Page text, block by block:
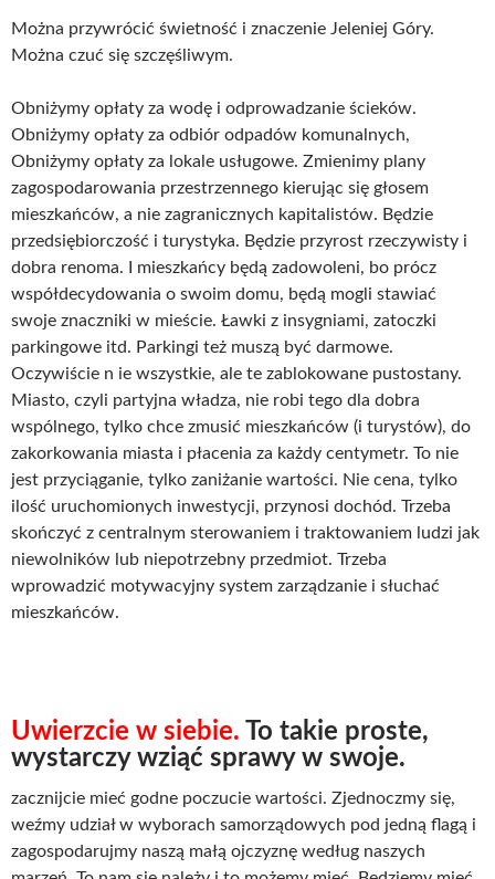
Można przywrócić świetność i znaczenie Jeleniej Góry.
Można czuć się szczęśliwym.
Obniżymy opłaty za wodę i odprowadzanie ścieków.
Obniżymy opłaty za odbiór odpadów komunalnych,
Obniżymy opłaty za lokale usługowe. Zmienimy plany
zagospodarowania przestrzennego kierując się głosem
mieszkańców, a nie zagranicznych kapitalistów. Będzie
przedsiębiorczość i turystyka. Będzie przyrost rzeczywisty i
dobra renoma. I mieszkańcy będą zadowoleni, bo prócz
współdecydowania o swoim domu, będą mogli stawiać
swoje znaczniki w mieście. Ławki z insygniami, zatoczki
parkingowe itd. Parkingi też muszą być darmowe.
Oczywiście n ie wszystkie, ale te zablokowane pustostany.
Miasto, czyli partyjna władza, nie robi tego dla dobra
wspólnego, tylko chce zmusić mieszkańców (i turystów), do
zakorkowania miasta i płacenia za każdy centymetr. To nie
jest przyciąganie, tylko zaniżanie wartości. Nie cena, tylko
ilość uruchomionych inwestycji, przynosi dochód. Trzeba
skończyć z centralnym sterowaniem i traktowaniem ludzi jak
niewolników lub niepotrzebny przedmiot. Trzeba
wprowadzić motywacyjny system zarządzanie i słuchać
mieszkańców.
Uwierzcie w siebie. To takie proste,
wystarczy wziąć sprawy w swoje.
zacznijcie mieć godne poczucie wartości. Zjednoczmy się,
weźmy udział w wyborach samorządowych pod jedną flagą i
zagospodarujmy naszą małą ojczyznę według naszych